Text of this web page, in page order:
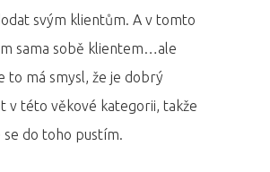
svým klientům. A v tomto
sama sobě klientem…ale
to má smysl, že je dobrý
v této věkové kategorii, takže
se do toho pustím.